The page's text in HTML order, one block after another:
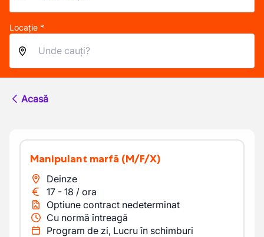
Locație *
Acasă
Manipulant marfă (M/F/X)
Deinze
17 - 18 / ora
Optiune contract nedeterminat
Cu normă întreagă
Program de zi, Lucru în schimburi